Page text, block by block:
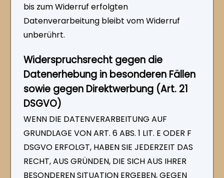
bis zum Widerruf erfolgten
Datenverarbeitung bleibt vom Widerruf
unberührt.
Widerspruchsrecht gegen die
Datenerhebung in besonderen Fällen
sowie gegen Direktwerbung (Art. 21
DSGVO)
WENN DIE DATENVERARBEITUNG AUF
GRUNDLAGE VON ART. 6 ABS. 1 LIT. E ODER F
DSGVO ERFOLGT, HABEN SIE JEDERZEIT DAS
RECHT, AUS GRÜNDEN, DIE SICH AUS IHRER
BESONDEREN SITUATION ERGEBEN, GEGEN